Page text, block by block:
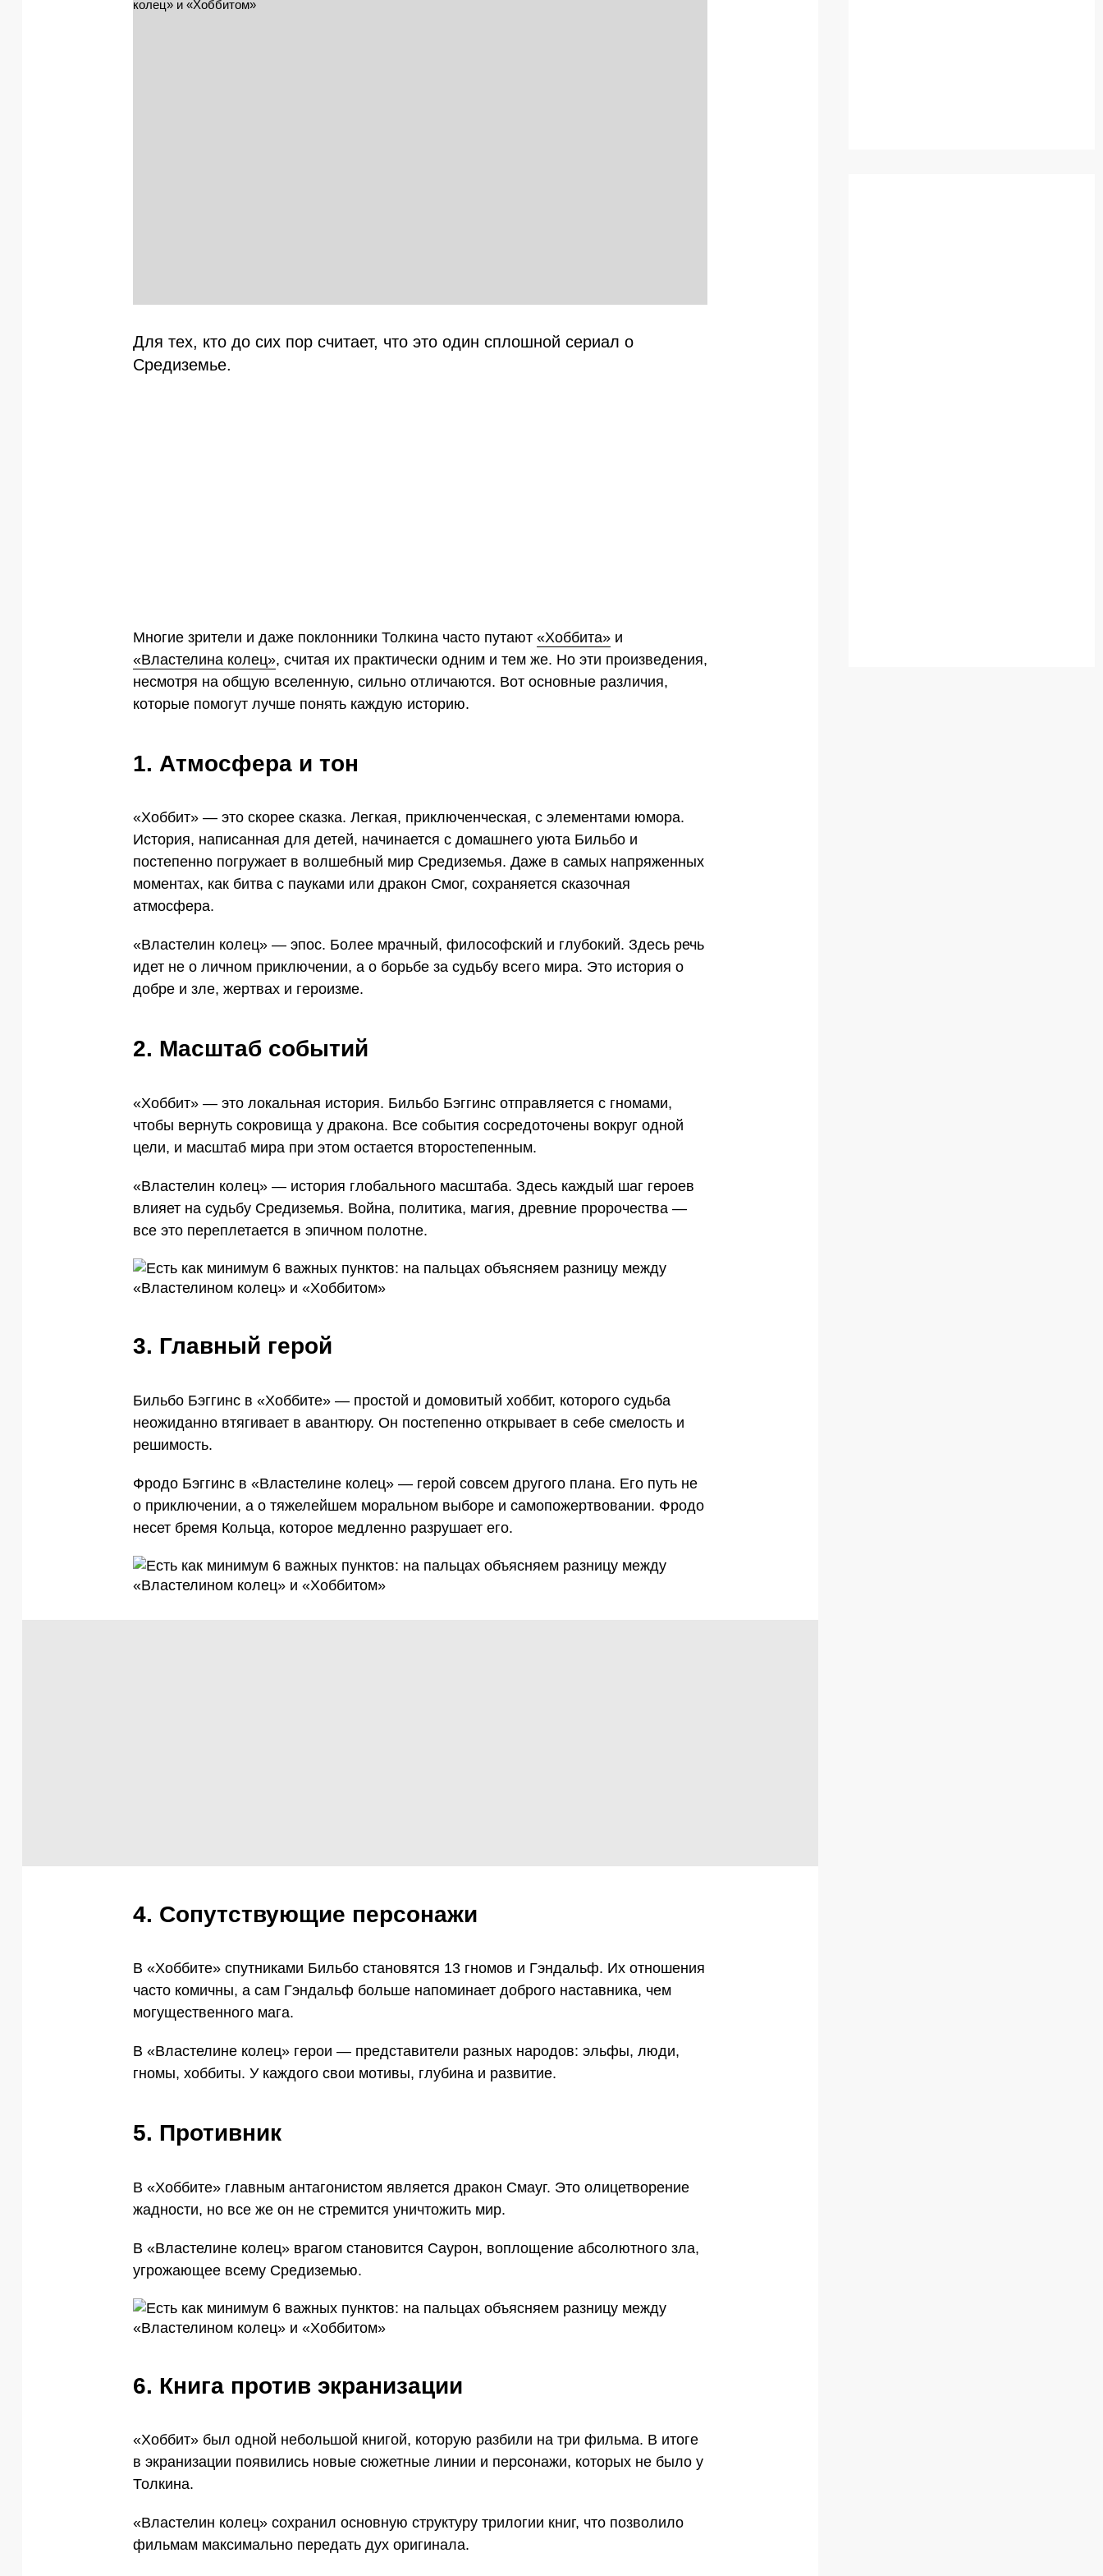
Для тех, кто до сих пор считает, что это один сплошной сериал о
Средиземье.
Многие зрители и даже поклонники Толкина часто путают «Хоббита» и
«Властелина колец», считая их практически одним и тем же. Но эти произведения,
несмотря на общую вселенную, сильно отличаются. Вот основные различия,
которые помогут лучше понять каждую историю.
1. Атмосфера и тон
«Хоббит» — это скорее сказка. Легкая, приключенческая, с элементами юмора.
История, написанная для детей, начинается с домашнего уюта Бильбо и
постепенно погружает в волшебный мир Средиземья. Даже в самых напряженных
моментах, как битва с пауками или дракон Смог, сохраняется сказочная
атмосфера.
«Властелин колец» — эпос. Более мрачный, философский и глубокий. Здесь речь
идет не о личном приключении, а о борьбе за судьбу всего мира. Это история о
добре и зле, жертвах и героизме.
2. Масштаб событий
«Хоббит» — это локальная история. Бильбо Бэггинс отправляется с гномами,
чтобы вернуть сокровища у дракона. Все события сосредоточены вокруг одной
цели, и масштаб мира при этом остается второстепенным.
«Властелин колец» — история глобального масштаба. Здесь каждый шаг героев
влияет на судьбу Средиземья. Война, политика, магия, древние пророчества —
все это переплетается в эпичном полотне.
3. Главный герой
Бильбо Бэггинс в «Хоббите» — простой и домовитый хоббит, которого судьба
неожиданно втягивает в авантюру. Он постепенно открывает в себе смелость и
решимость.
Фродо Бэггинс в «Властелине колец» — герой совсем другого плана. Его путь не
о приключении, а о тяжелейшем моральном выборе и самопожертвовании. Фродо
несет бремя Кольца, которое медленно разрушает его.
4. Сопутствующие персонажи
В «Хоббите» спутниками Бильбо становятся 13 гномов и Гэндальф. Их отношения
часто комичны, а сам Гэндальф больше напоминает доброго наставника, чем
могущественного мага.
В «Властелине колец» герои — представители разных народов: эльфы, люди,
гномы, хоббиты. У каждого свои мотивы, глубина и развитие.
5. Противник
В «Хоббите» главным антагонистом является дракон Смауг. Это олицетворение
жадности, но все же он не стремится уничтожить мир.
В «Властелине колец» врагом становится Саурон, воплощение абсолютного зла,
угрожающее всему Средиземью.
6. Книга против экранизации
«Хоббит» был одной небольшой книгой, которую разбили на три фильма. В итоге
в экранизации появились новые сюжетные линии и персонажи, которых не было у
Толкина.
«Властелин колец» сохранил основную структуру трилогии книг, что позволило
фильмам максимально передать дух оригинала.